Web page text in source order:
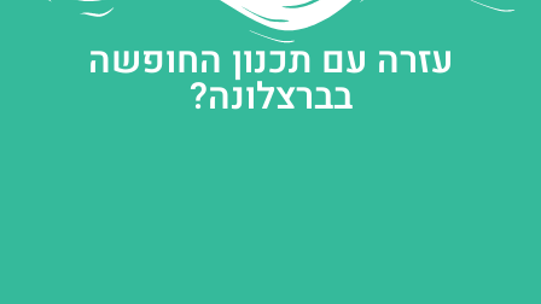
עזרה עם תכנון החופשה
בברצלונה?